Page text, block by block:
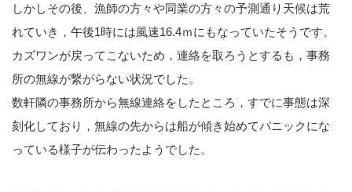
しかしその後、漁師の方々や同業の方々の予測通り天候は荒
れていき，午後1時には風速16.4ｍにもなっていたそうです。
カズワンが戻ってこないため，連絡を取ろうとするも，事務
所の無線が繋がらない状況でした。
数軒隣の事務所から無線連絡をしたところ，すでに事態は深
刻化しており，無線の先からは船が傾き始めてパニックにな
っている様子が伝わったようでした。